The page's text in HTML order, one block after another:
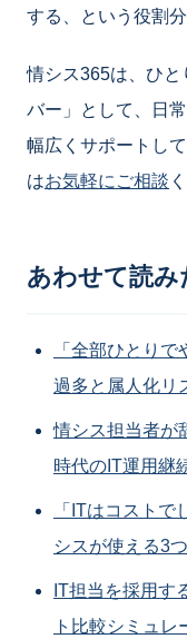
する、という役割
情シス365は、ひ
バー」として、日
幅広くサポートし
はお気軽にご相談
あわせて読み
「全部ひとり
過多と属人化リ
情シス担当者が
時代のIT運用継
「ITはコスト
シスが使える3
IT担当を採用す
ト比較シミュレ